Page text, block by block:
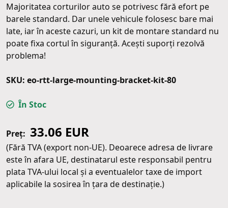
Majoritatea corturilor auto se potrivesc fără efort pe
barele standard. Dar unele vehicule folosesc bare mai
late, iar în aceste cazuri, un kit de montare standard nu
poate fixa cortul în siguranță. Acești suporți rezolvă
problema!
SKU: eo-rtt-large-mounting-bracket-kit-80
În Stoc
Preț: 33.06 EUR
(Fără TVA (export non-UE). Deoarece adresa de livrare
este în afara UE, destinatarul este responsabil pentru
plata TVA-ului local și a eventualelor taxe de import
aplicabile la sosirea în țara de destinație.)